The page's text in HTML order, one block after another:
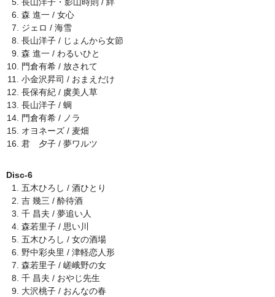
森 進一 / 女心
ジェロ / 海雪
長山洋子 / じょんから女節
森 進一 / わるいひと
門倉有希 / 放されて
小金沢昇司 / おまえだけ
長保有紀 / 虞美人草
長山洋子 / 蜩
門倉有希 / ノラ
オヨネーズ / 麦畑
君 夕子 / 夢ワルツ
Disc-6
五木ひろし / 酒ひとり
吉 幾三 / 酔待酒
千 昌夫 / 夢追い人
森若里子 / 思い川
五木ひろし / 女の酒場
野中彩央里 / 津軽恋人形
森若里子 / 嵯峨野の女
千 昌夫 / おやじ先生
大沢桃子 / おんなの春